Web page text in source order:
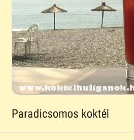
Paradicsomos koktél